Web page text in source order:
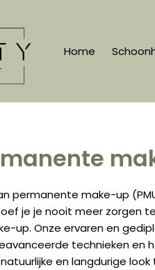
Home
permanente make-up
je je nooit meer zorgen
up. Onze ervaren en
technieken en
en langdurige look